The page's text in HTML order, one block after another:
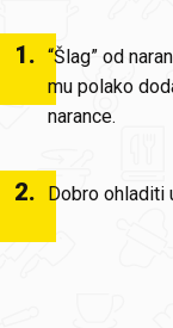
1. “Šlag” od
mu polako
narance.
2. Dobro ohladiti